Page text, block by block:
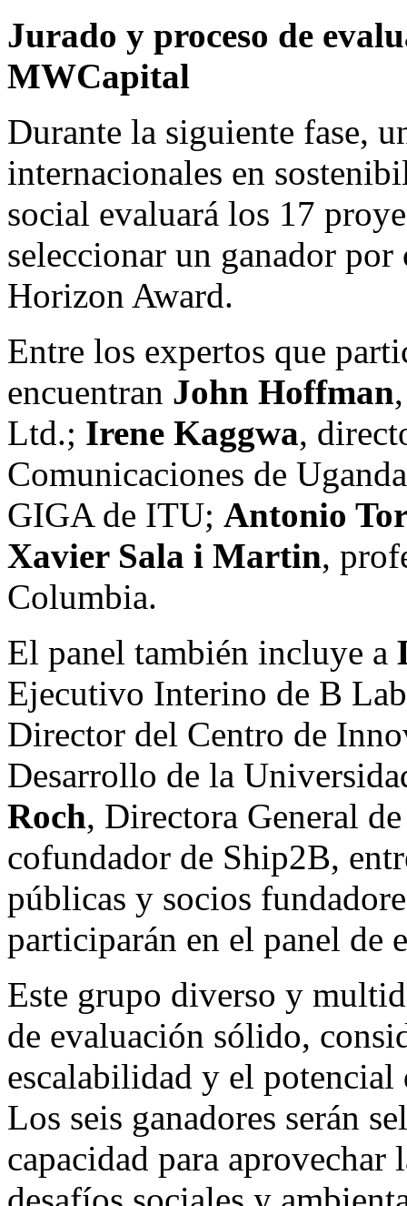
Jurado y proceso de
MWCapital
Durante la siguiente fase,
internacionales en
social evaluará los 17
seleccionar un ganador
Horizon Award.
Entre los expertos que
encuentran John Hoffman
Ltd.; Irene Kaggwa,
Comunicaciones de Uganda
GIGA de ITU; Antonio
Xavier Sala i Martin,
Columbia.
El panel también incluye a
Ejecutivo Interino de B
Director del Centro de
Desarrollo de la
Roch, Directora General
cofundador de Ship2B,
públicas y socios
participarán en el panel de
Este grupo diverso y
de evaluación sólido,
escalabilidad y el potencial
Los seis ganadores serán
capacidad para